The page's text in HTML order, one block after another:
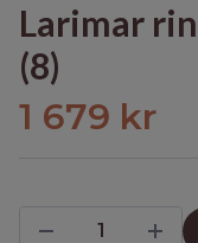
Larimar
(8)
1 679 kr